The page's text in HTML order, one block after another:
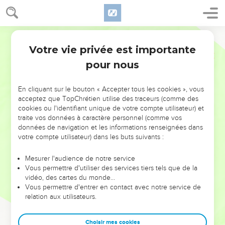
NE MANQUEZ PAS L’ÉVÉNEMENT
DE L’ANNÉE !
ET SI LEURS ERREURS POUVAIENT VOUS ÉVITER LES
VOTRES ?
leur foi ou leur vision. Mais on voit moins les doutes, les erreurs
et les saisons difficiles qu'ils ont traversés, alors même que ce
sont elles qui les ont façonnés.
Dans cette conférence, leaders, entrepreneurs, et responsables
clés pour avancer avec plus de sagesse afin que leurs erreurs
Votre vie privée est importante
pour nous
En cliquant sur le bouton « Accepter tous les cookies », vous
acceptez que TopChrétien utilise des traceurs (comme des
cookies ou l'identifiant unique de votre compte utilisateur) et
traite vos données à caractère personnel (comme vos
données de navigation et les informations renseignées dans
votre compte utilisateur) dans les buts suivants :
Mesurer l'audience de notre service
Vous permettre d'utiliser des services tiers tels que de la
vidéo, des cartes du monde…
Vous permettre d'entrer en contact avec notre service de
relation aux utilisateurs.
Choisir mes cookies